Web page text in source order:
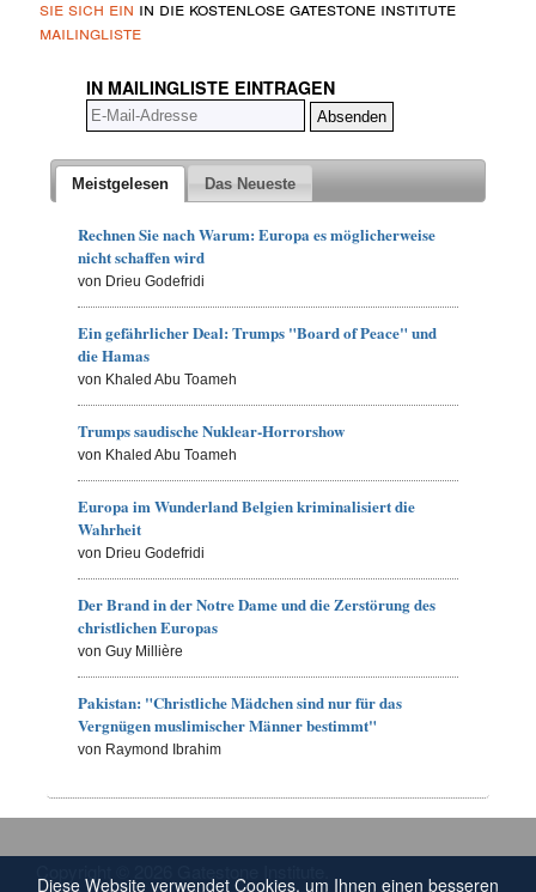
sie sich ein in die kostenlose gatestone institute
mailingliste
IN MAILINGLISTE EINTRAGEN
Meistgelesen Das Neueste
Rechnen Sie nach Warum: Europa es möglicherweise
nicht schaffen wird
von Drieu Godefridi
Ein gefährlicher Deal: Trumps "Board of Peace" und
die Hamas
von Khaled Abu Toameh
Trumps saudische Nuklear-Horrorshow
von Khaled Abu Toameh
Europa im Wunderland Belgien kriminalisiert die
Wahrheit
von Drieu Godefridi
Der Brand in der Notre Dame und die Zerstörung des
christlichen Europas
von Guy Millière
Pakistan: "Christliche Mädchen sind nur für das
Vergnügen muslimischer Männer bestimmt"
von Raymond Ibrahim
Diese Website verwendet Cookies, um Ihnen einen besseren